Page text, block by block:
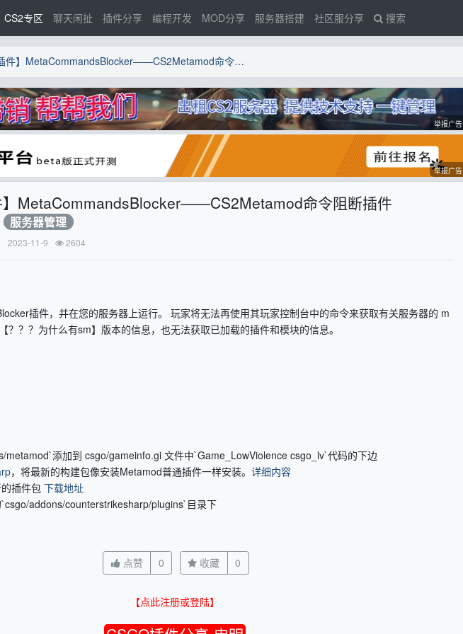
CS2专区 聊天闲扯 插件分享 编程开发 MOD分享 服务器搭建 社区服分享 搜索
【CS2插件】MetaCommandsBlocker——CS2Metamod命令阻断插件
举报广告
举报广告
】MetaCommandsBlocker——CS2Metamod命令阻断插件
服务器管理
2023-11-9 2604
插件，并在您的服务器上运行。 玩家将无法再使用其玩家控制台中的命令来获取有关服务器的 m
？？？为什么有sm】版本的信息，也无法获取已加载的插件和模块的信息。
metamod`添加到 csgo/gameinfo.gi 文件中`Game_LowViolence csgo_lv`代码的下边
，将最新的构建包像安装Metamod普通插件一样安装。 详细内容
插件包 下载地址
addons/counterstrikesharp/plugins`目录下
点赞 0 收藏 0
【点此注册或登陆】